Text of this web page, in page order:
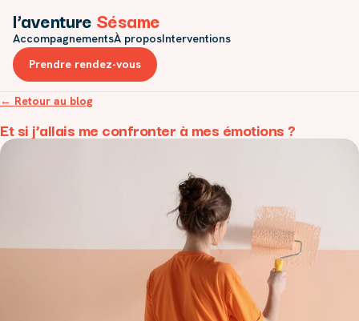
l’aventureSésame
AccompagnementsÀ proposInterventions
Prendre rendez-vous
← Retour au blog
Et si j’allais me confronter à mes émotions ?